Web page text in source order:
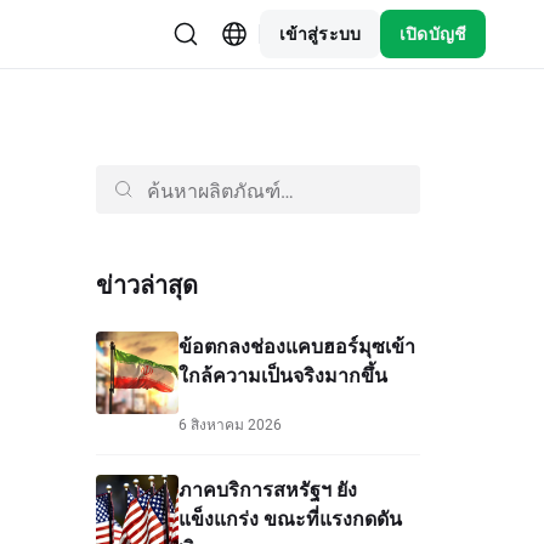
เข้าสู่ระบบ เปิดบัญชี
ข่าวล่าสุด
ข้อตกลงช่องแคบฮอร์มุซเข้า
ใกล้ความเป็นจริงมากขึ้น
6 สิงหาคม 2026
ภาคบริการสหรัฐฯ ยัง
แข็งแกร่ง ขณะที่แรงกดดัน